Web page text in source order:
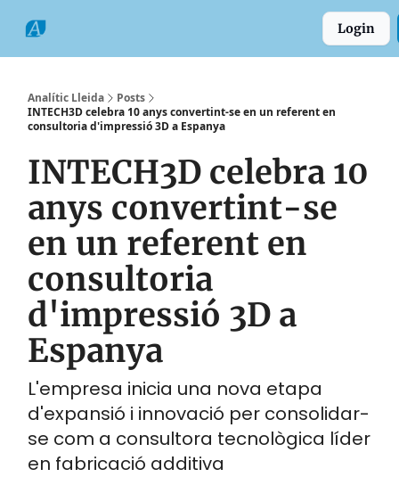
Login
Analític Lleida
Posts
INTECH3D celebra 10 anys convertint-se en un referent en
consultoria d'impressió 3D a Espanya
INTECH3D celebra 10
anys convertint-se
en un referent en
consultoria
d'impressió 3D a
Espanya
L'empresa inicia una nova etapa
d'expansió i innovació per consolidar-
se com a consultora tecnològica líder
en fabricació additiva